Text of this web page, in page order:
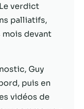
verdict
palliatifs,
mois devant
Guy
puis en
vidéos de
pas
Ils
au
que nous